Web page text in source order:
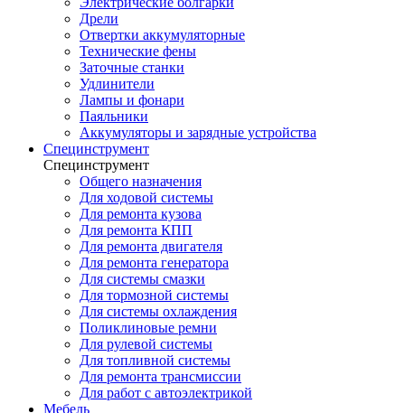
Дрели
Отвертки аккумуляторные
Технические фены
Заточные станки
Удлинители
Лампы и фонари
Паяльники
Аккумуляторы и зарядные устройства
Специнструмент
Специнструмент
Общего назначения
Для ходовой системы
Для ремонта кузова
Для ремонта КПП
Для ремонта двигателя
Для ремонта генератора
Для системы смазки
Для тормозной системы
Для системы охлаждения
Поликлиновые ремни
Для рулевой системы
Для топливной системы
Для ремонта трансмиссии
Для работ с автоэлектрикой
Мебель